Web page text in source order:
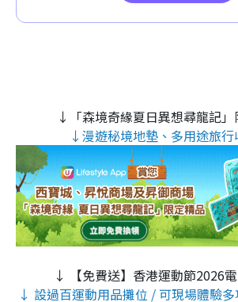
↓「森境奇緣夏日異想尋龍記
↓漫遊秘境地墊、多用途旅
↓ 【免費送】香港運動節2026
↓ 設過百運動用品攤位 / 可現場體驗